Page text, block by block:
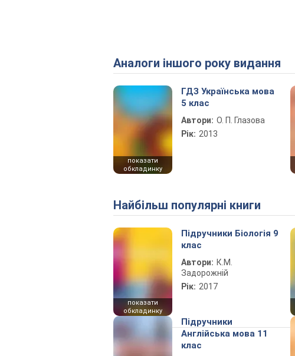
Аналоги іншого року видання
показати
обкладинку
ГДЗ Українська мова
5 клас
Автори: О. П. Глазова
Рік: 2013
Найбільш популярні книги
показати
обкладинку
Підручники Біологія 9
клас
Автори: К.М.
Задорожній
Рік: 2017
Підручники
Англійська мова 11
клас